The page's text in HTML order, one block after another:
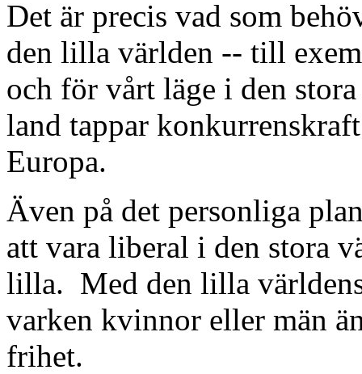
Det är precis vad som
den lilla världen -- till
och för vårt läge i den
land tappar
Europa.
Även på det personliga
att vara liberal i den stora
lilla. Med den lilla
varken kvinnor eller män
frihet.